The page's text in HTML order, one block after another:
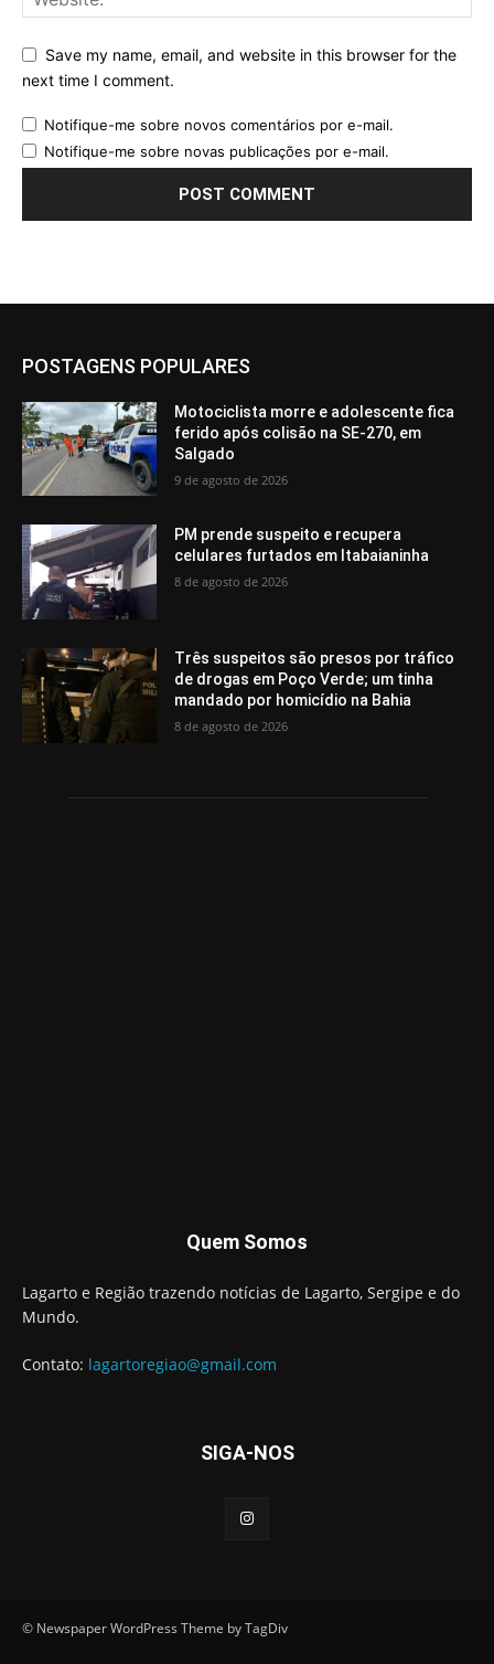
Save my name, email, and website in this browser for the
next time I comment.
Notifique-me sobre novos comentários por e-mail.
Notifique-me sobre novas publicações por e-mail.
POSTAGENS POPULARES
Motociclista morre e adolescente fica
ferido após colisão na SE-270, em
Salgado
9 de agosto de 2026
PM prende suspeito e recupera
celulares furtados em Itabaianinha
8 de agosto de 2026
Três suspeitos são presos por tráfico
de drogas em Poço Verde; um tinha
mandado por homicídio na Bahia
8 de agosto de 2026
Quem Somos
Lagarto e Região trazendo notícias de Lagarto, Sergipe e do
Mundo.
Contato: lagartoregiao@gmail.com
SIGA-NOS
© Newspaper WordPress Theme by TagDiv